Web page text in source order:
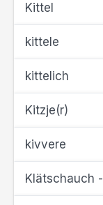
Kittel
kittele
kittelich
Kitzje(r)
kivvere
Klätschauch